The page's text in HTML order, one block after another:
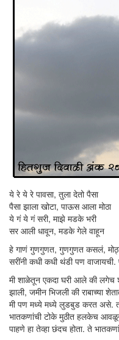
ये रे ये रे पावसा, तुला देतो पैसा
पैसा झाला खोटा, पाऊस आला मोठा
ये गं ये गं सरी, माझे मडके भरी
सर आली धावून, मडके गेले वाहून
हे गाणं गुणगुणत, गुणगुणत कसलं,
सरींनी कधी कधी थंडी पण
मी शाळेतून एकदा घरी आले की लगेच
झाली, जमीन भिजली की राबाच्या
मी पण मध्ये मध्ये लुडबुड करत असे.
भातकणांची टोके मुठीत हलकेच
पाहणे हा तेव्हा छंदच होता. ते